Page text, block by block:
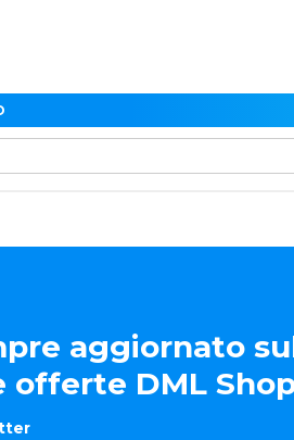
aggiornato
offerte DML